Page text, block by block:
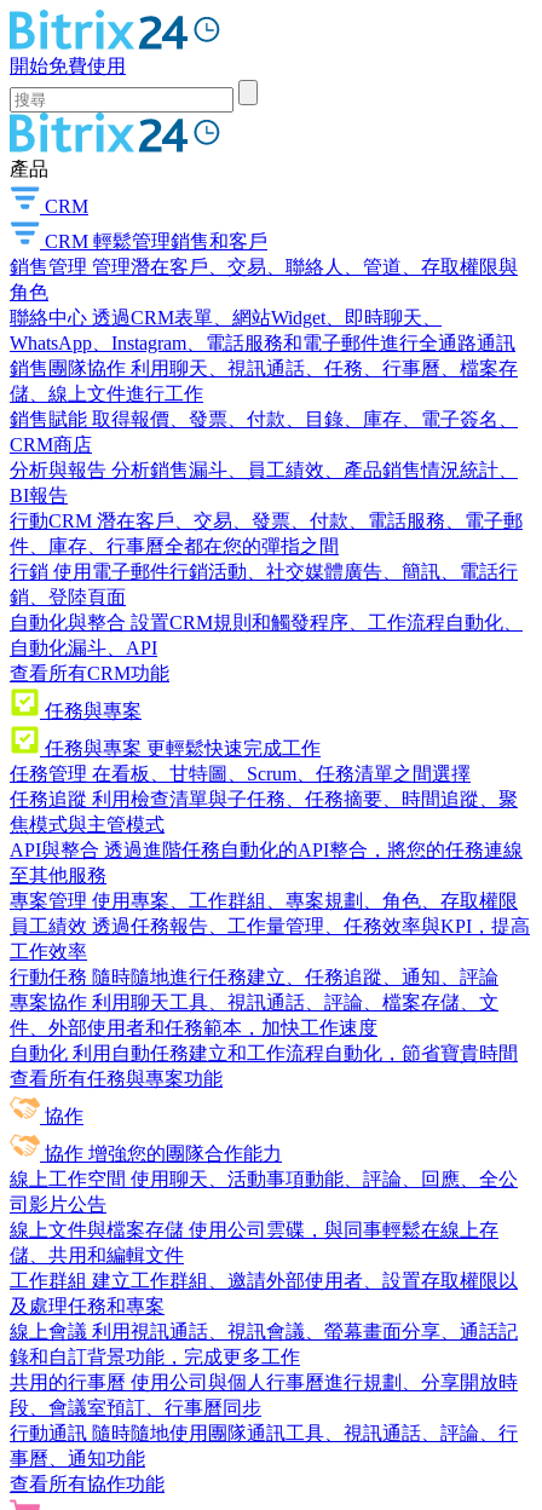
開始免費使用
產品
CRM
CRM 輕鬆管理銷售和客戶
銷售管理 管理潛在客戶、交易、聯絡人、管道、存取權限與
角色
聯絡中心 透過CRM表單、網站Widget、即時聊天、
WhatsApp、Instagram、電話服務和電子郵件進行全通路通訊
銷售團隊協作 利用聊天、視訊通話、任務、行事曆、檔案存
儲、線上文件進行工作
銷售賦能 取得報價、發票、付款、目錄、庫存、電子簽名、
CRM商店
分析與報告 分析銷售漏斗、員工績效、產品銷售情況統計、
BI報告
行動CRM 潛在客戶、交易、發票、付款、電話服務、電子郵
件、庫存、行事曆全都在您的彈指之間
行銷 使用電子郵件行銷活動、社交媒體廣告、簡訊、電話行
銷、登陸頁面
自動化與整合 設置CRM規則和觸發程序、工作流程自動化、
自動化漏斗、API
查看所有CRM功能
任務與專案
任務與專案 更輕鬆快速完成工作
任務管理 在看板、甘特圖、Scrum、任務清單之間選擇
任務追蹤 利用檢查清單與子任務、任務摘要、時間追蹤、聚
焦模式與主管模式
API與整合 透過進階任務自動化的API整合，將您的任務連線
至其他服務
專案管理 使用專案、工作群組、專案規劃、角色、存取權限
員工績效 透過任務報告、工作量管理、任務效率與KPI，提高
工作效率
行動任務 隨時隨地進行任務建立、任務追蹤、通知、評論
專案協作 利用聊天工具、視訊通話、評論、檔案存儲、文
件、外部使用者和任務範本，加快工作速度
自動化 利用自動任務建立和工作流程自動化，節省寶貴時間
查看所有任務與專案功能
協作
協作 增強您的團隊合作能力
線上工作空間 使用聊天、活動事項動能、評論、回應、全公
司影片公告
線上文件與檔案存儲 使用公司雲碟，與同事輕鬆在線上存
儲、共用和編輯文件
工作群組 建立工作群組、邀請外部使用者、設置存取權限以
及處理任務和專案
線上會議 利用視訊通話、視訊會議、螢幕畫面分享、通話記
錄和自訂背景功能，完成更多工作
共用的行事曆 使用公司與個人行事曆進行規劃、分享開放時
段、會議室預訂、行事曆同步
行動通訊 隨時隨地使用團隊通訊工具、視訊通話、評論、行
事曆、通知功能
查看所有協作功能